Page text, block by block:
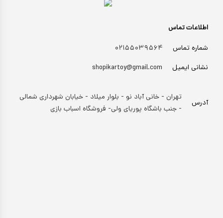
اطلاعات تماس
شماره تماس
۰۲۱۵۵۰۳۹۵۶۴
نشانی ایمیل
shopikartoy@gmail.com
آدرس
تهران - خانی آباد نو - بلوار میلاد - خیابان شهرداری شمالی
- جنب باشگاه پوریای ولی- فروشگاه اسباب بازی